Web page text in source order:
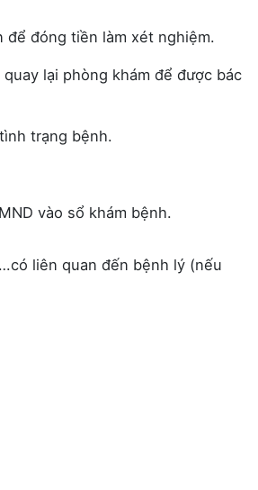
để đóng tiền làm xét nghiệm.
lại phòng khám để được bác
trạng bệnh.
vào sổ khám bệnh.
liên quan đến bệnh lý (nếu